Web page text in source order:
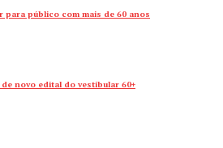
para público com mais de 60 anos
novo edital do vestibular 60+